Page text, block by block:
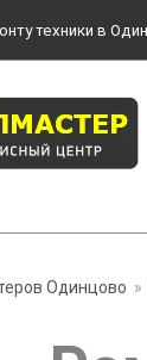
техники в
Одинцово